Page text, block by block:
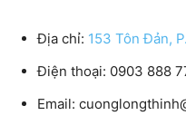
Địa chỉ: 153 Tôn Đản,
Điện thoại: 0903 888
Email: